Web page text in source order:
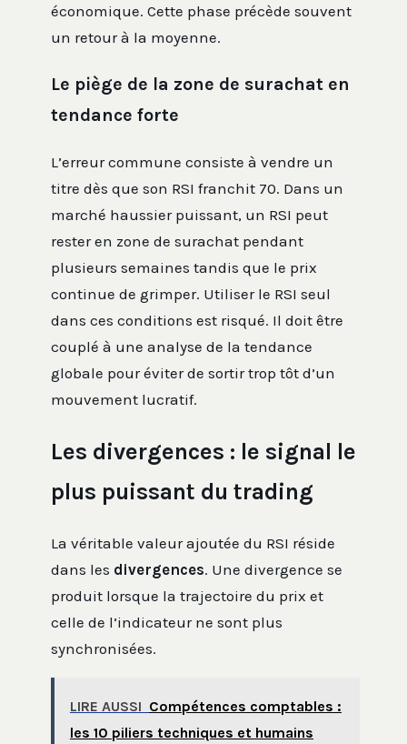
économique. Cette phase précède souvent
un retour à la moyenne.
Le piège de la zone de surachat en
tendance forte
L’erreur commune consiste à vendre un
titre dès que son RSI franchit 70. Dans un
marché haussier puissant, un RSI peut
rester en zone de surachat pendant
plusieurs semaines tandis que le prix
continue de grimper. Utiliser le RSI seul
dans ces conditions est risqué. Il doit être
couplé à une analyse de la tendance
globale pour éviter de sortir trop tôt d’un
mouvement lucratif.
Les divergences : le signal le
plus puissant du trading
La véritable valeur ajoutée du RSI réside
dans les divergences. Une divergence se
produit lorsque la trajectoire du prix et
celle de l’indicateur ne sont plus
synchronisées.
LIRE AUSSI Compétences comptables :
les 10 piliers techniques et humains